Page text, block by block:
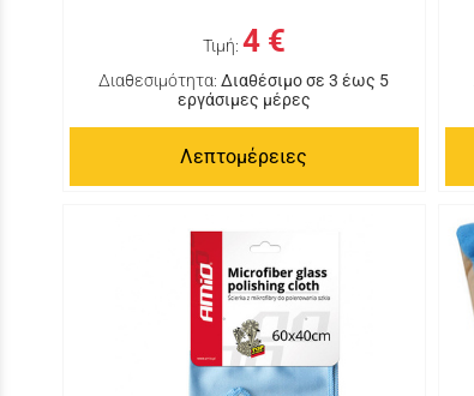
Τιμή: 4 €
Διαθεσιμότητα: Διαθέσιμο σε 3 έως 5
εργάσιμες μέρες
Λεπτομέρειες